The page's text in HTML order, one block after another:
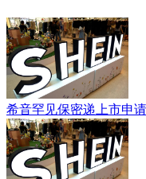
希音罕见保密递上市申